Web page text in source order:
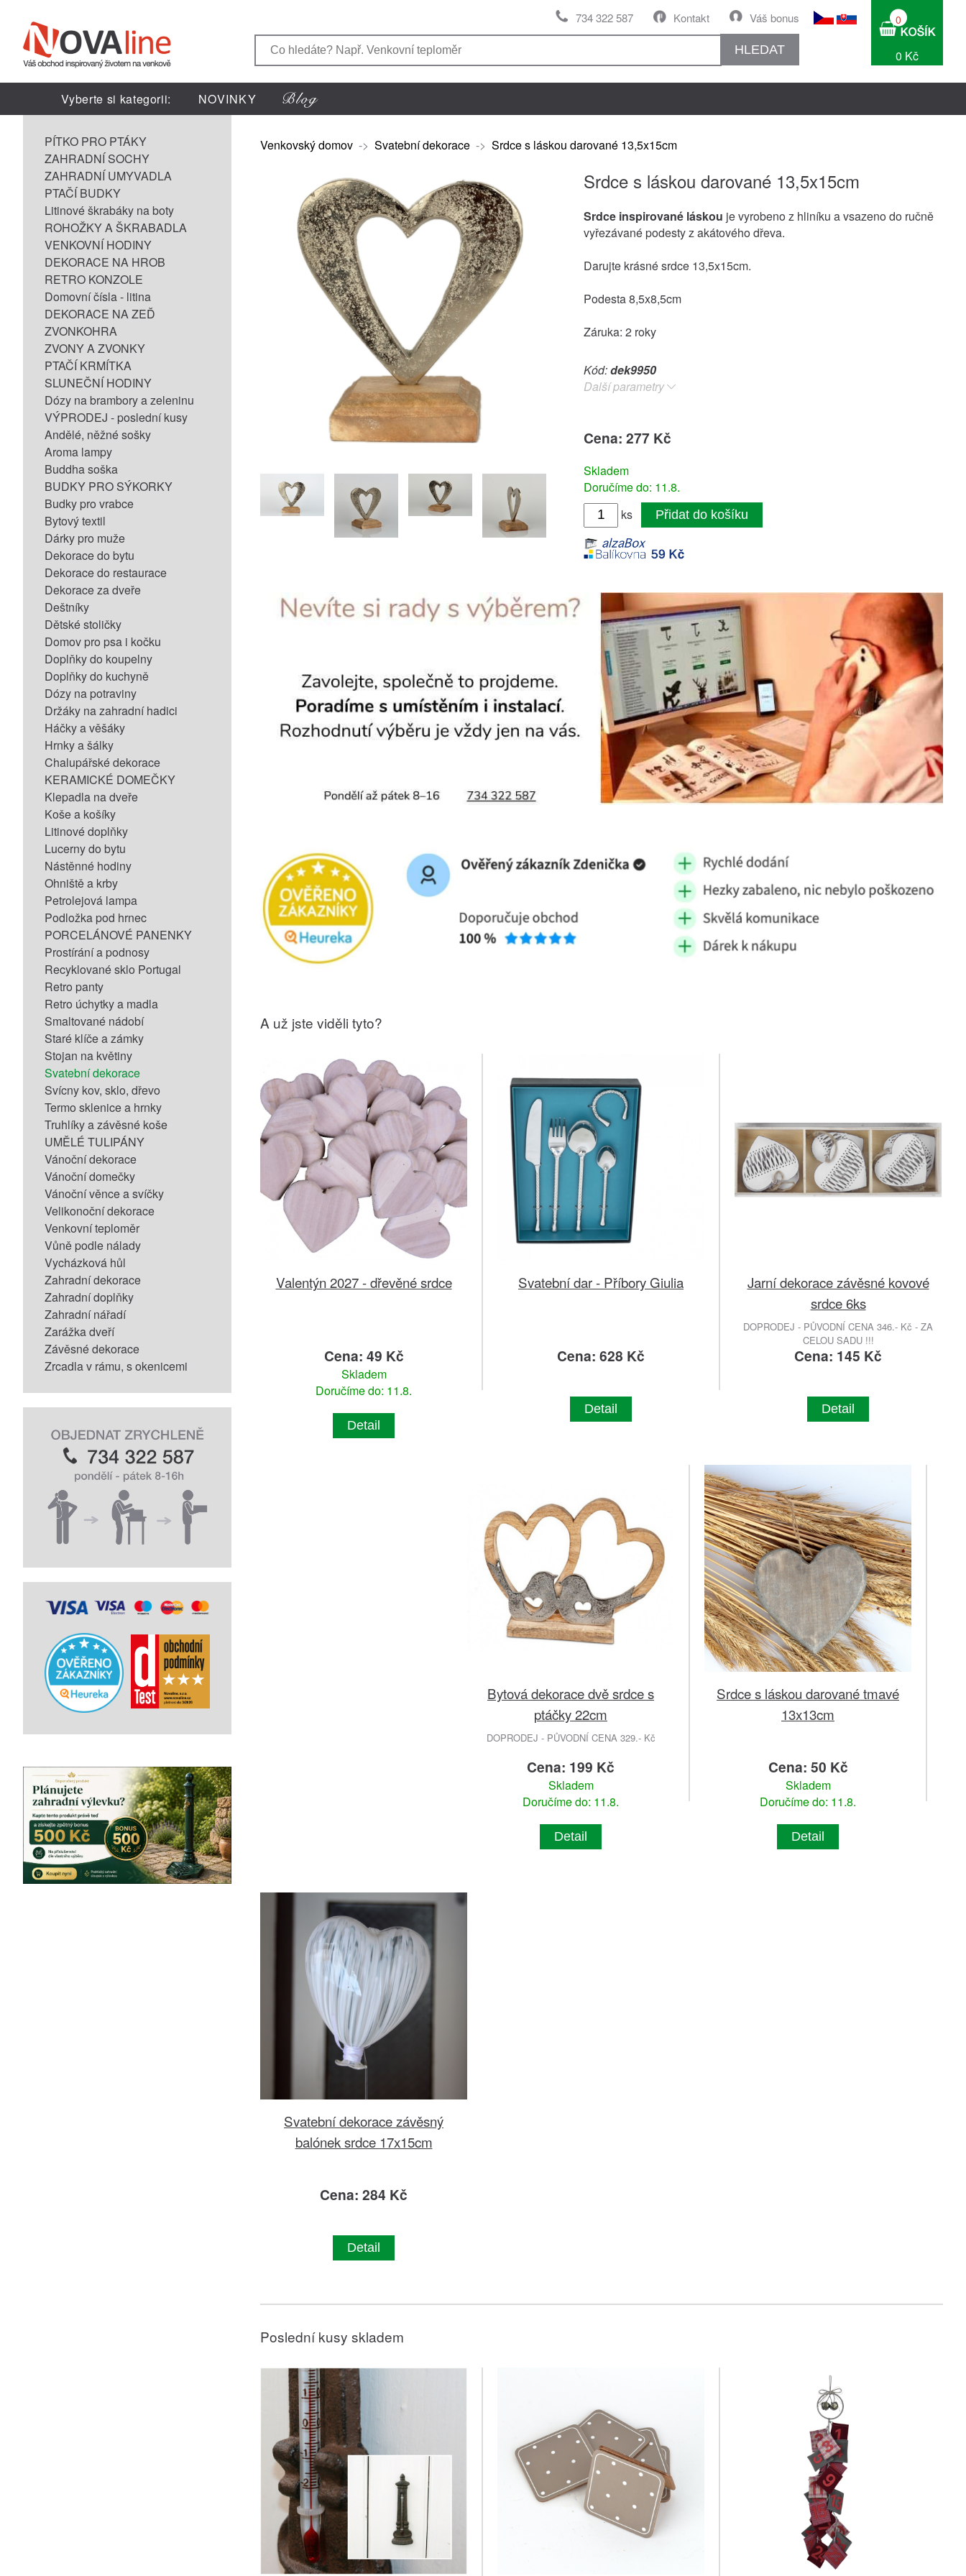
Váš bonus
Kontakt
734 322 587
HLEDAT
0
0 Kč
Vyberte si kategorii: NOVINKY
PÍTKO PRO PTÁKY
ZAHRADNÍ SOCHY
ZAHRADNÍ UMYVADLA
PTAČÍ BUDKY
Litinové škrabáky na boty
ROHOŽKY A ŠKRABADLA
VENKOVNÍ HODINY
DEKORACE NA HROB
RETRO KONZOLE
Domovní čísla - litina
DEKORACE NA ZEĎ
ZVONKOHRA
ZVONY A ZVONKY
PTAČÍ KRMÍTKA
SLUNEČNÍ HODINY
Dózy na brambory a zeleninu
VÝPRODEJ - poslední kusy
Andělé, něžné sošky
Aroma lampy
Buddha soška
BUDKY PRO SÝKORKY
Budky pro vrabce
Bytový textil
Dárky pro muže
Dekorace do bytu
Dekorace do restaurace
Dekorace za dveře
Deštníky
Dětské stoličky
Domov pro psa i kočku
Doplňky do koupelny
Doplňky do kuchyně
Dózy na potraviny
Držáky na zahradní hadici
Háčky a věšáky
Hrnky a šálky
Chalupářské dekorace
KERAMICKÉ DOMEČKY
Klepadla na dveře
Koše a košíky
Litinové doplňky
Lucerny do bytu
Nástěnné hodiny
Ohniště a krby
Petrolejová lampa
Podložka pod hrnec
PORCELÁNOVÉ PANENKY
Prostírání a podnosy
Recyklované sklo Portugal
Retro panty
Retro úchytky a madla
Smaltované nádobí
Staré klíče a zámky
Stojan na květiny
Svatební dekorace
Svícny kov, sklo, dřevo
Termo sklenice a hrnky
Truhlíky a závěsné koše
UMĚLÉ TULIPÁNY
Vánoční dekorace
Vánoční domečky
Vánoční věnce a svíčky
Velikonoční dekorace
Venkovní teploměr
Vůně podle nálady
Vycházková hůl
Zahradní dekorace
Zahradní doplňky
Zahradní nářadí
Zarážka dveří
Závěsné dekorace
Zrcadla v rámu, s okenicemi
Venkovský domov -> Svatební dekorace -> Srdce s láskou darované 13,5x15cm
Srdce s láskou darované 13,5x15cm
Srdce inspirované láskou je vyrobeno z hliníku a vsazeno do ručně
vyřezávané podesty z akátového dřeva.
Darujte krásné srdce 13,5x15cm.
Podesta 8,5x8,5cm
Záruka: 2 roky
Kód:dek9950
Další parametry
Cena: 277 Kč
Skladem
Doručíme do: 11.8.
ks
Přidat do košíku
A už jste viděli tyto?
Valentýn 2027 - dřevěné srdce
Cena: 49 Kč
Skladem
Doručíme do: 11.8.
Detail
Svatební dar - Příbory Giulia
Cena: 628 Kč
Detail
Jarní dekorace závěsné kovové
srdce 6ks
DOPRODEJ - PŮVODNÍ CENA 346.- Kč - ZA
CELOU SADU !!!
Cena: 145 Kč
Detail
Bytová dekorace dvě srdce s
ptáčky 22cm
DOPRODEJ - PŮVODNÍ CENA 329.- Kč
Cena: 199 Kč
Skladem
Doručíme do: 11.8.
Detail
Srdce s láskou darované tmavé
13x13cm
Cena: 50 Kč
Skladem
Doručíme do: 11.8.
Detail
Svatební dekorace závěsný
balónek srdce 17x15cm
Cena: 284 Kč
Detail
Poslední kusy skladem